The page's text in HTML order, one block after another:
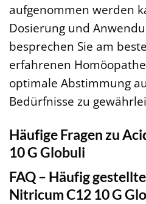
aufgenommen werden
Dosierung und
besprechen Sie am
erfahrenen
optimale Abstimmung
Bedürfnisse zu
Häufige Fragen zu
10 G Globuli
FAQ – Häufig
Nitricum C12 10 G